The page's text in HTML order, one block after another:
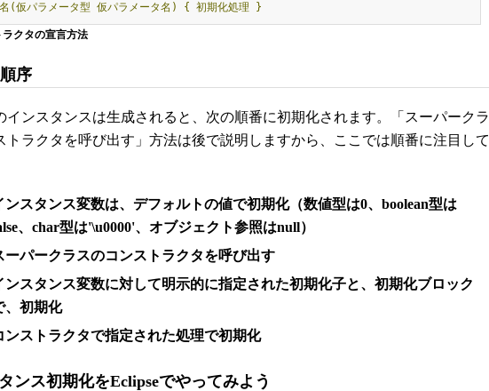
(仮パラメータ型 仮パラメータ名) { 初期化処理 }
ラクタの宣言方法
序
ンスタンスは生成されると、次の順番に初期化されます。「スーパークラ
トラクタを呼び出す」方法は後で説明しますから、ここでは順番に注目して
ンスタンス変数は、デフォルトの値で初期化（数値型は0、boolean型は
、char型は'\u0000'、オブジェクト参照はnull）
ーパークラスのコンストラクタを呼び出す
ンスタンス変数に対して明示的に指定された初期化子と、初期化ブロック
、初期化
ンストラクタで指定された処理で初期化
ンス初期化をEclipseでやってみよう